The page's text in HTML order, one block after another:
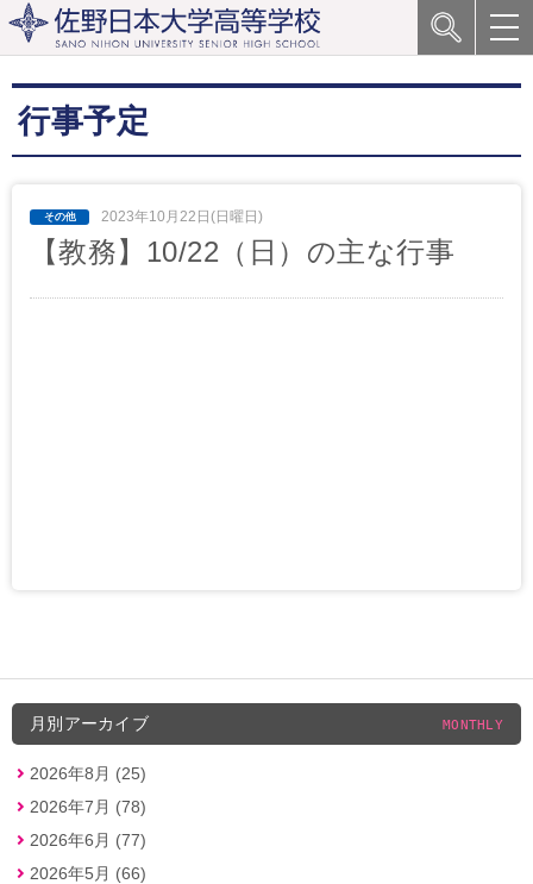
行事予定
2023年10月22日(日曜日)
【教務】10/22（日）の主な行事
月別アーカイブ MONTHLY
2026年8月 (25)
2026年7月 (78)
2026年6月 (77)
2026年5月 (66)